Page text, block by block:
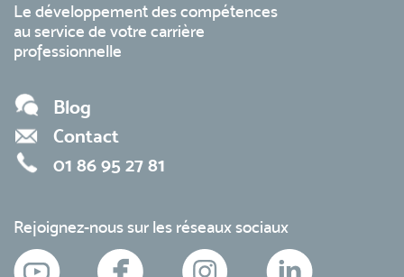
Le développement des compétences
au service de votre carrière
professionnelle
Blog
Contact
01 86 95 27 81
Rejoignez-nous sur les réseaux sociaux